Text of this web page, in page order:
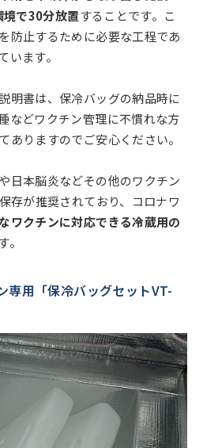
で30分放置することです。こ
防止するために必要な工程であ
います。
明書は、保冷バッグの納品時に
などワクチン管理に不慣れな方
ありますのでご安心ください。
日本脳炎などその他のワクチン
存が推奨されており、コロナワ
ワクチンに対応できる冷蔵用の
。
専用「保冷バッグセットVT-